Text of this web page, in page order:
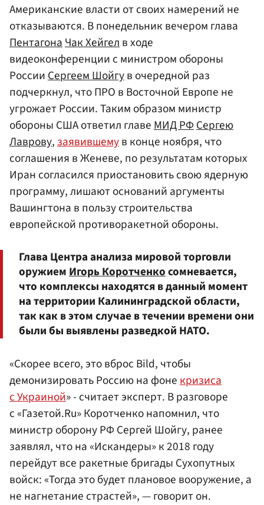
Американские власти от своих намерений не
отказываются. В понедельник вечером глава
ПентагонаЧак Хейгелв ходе
видеоконференции с министром обороны
РоссииСергеем Шойгув очередной раз
подчеркнул, что ПРО в Восточной Европе не
угрожает России. Таким образом министр
обороны США ответил главеМИД РФСергею
Лаврову,заявившемув конце ноября, что
соглашения в Женеве, по результатам которых
Иран согласился приостановить свою ядерную
программу, лишают оснований аргументы
Вашингтона в пользу строительства
европейской противоракетной обороны.
Глава Центра анализа мировой торговли
оружиемИгорь Коротченкосомневается,
что комплексы находятся в данный момент
на территории Калининградской области,
так как в этом случае в течении времени они
были бы выявлены разведкой НАТО.
«Скорее всего, это вброс Bild, чтобы
демонизировать Россию на фоне кризиса
с Украиной» - считает эксперт. В разговоре
с «Газетой.Ru» Коротченко напомнил, что
министр оборону РФ Сергей Шойгу, ранее
заявлял, что на «Искандеры» к 2018 году
перейдут все ракетные бригады Сухопутных
войск: «Тогда это будет плановое вооружение, а
не нагнетание страстей», — говорит он.